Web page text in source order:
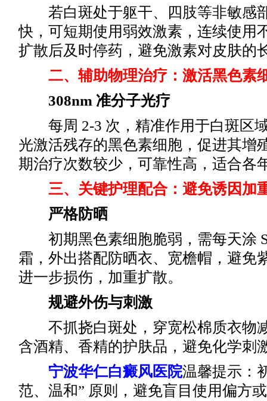
若白斑处于躯干、四肢等非敏感
快，可短期使用弱效激素，连续使用
扩散后及时停药，避免激素对皮肤的
二、辅助物理治疗：激活黑色素
308nm 准分子光疗
每周 2-3 次，精准作用于白斑区
光激活残存的黑色素细胞，促进其增
期治疗次数较少，可靠性高，适合各
三、关键护理配合：避免诱因加
严格防晒
初期黑色素细胞脆弱，需每天涂
霜，外出搭配防晒衣、宽檐帽，避免
进一步损伤，加重扩散。
规避外伤与刺激
不抓挠白斑处，穿宽松棉质衣物
含酒精、香精的护肤品，避免化学刺
宁波华仁白癜风医院温馨提示：
范、温和” 原则，避免盲目使用偏方